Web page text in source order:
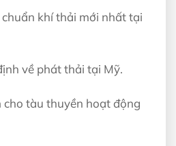
chuẩn khí thải mới nhất tại
về phát thải tại Mỹ.
cho tàu thuyền hoạt động